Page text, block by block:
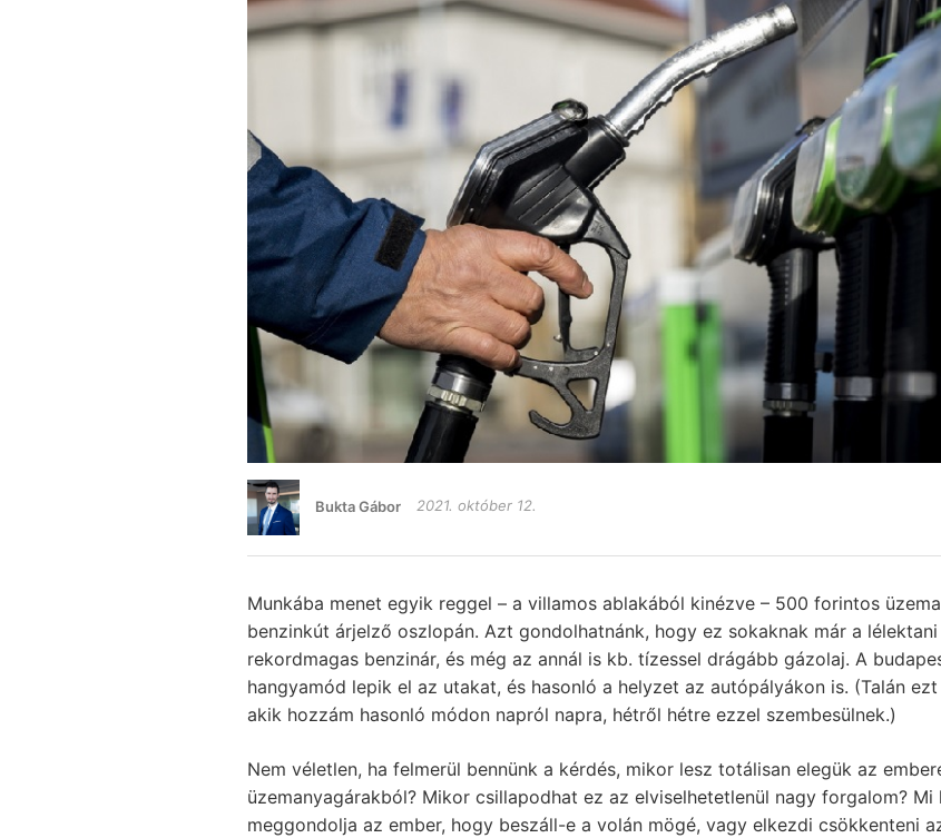
Bukta Gábor 2021. október 12.
Munkába menet egyik reggel – a villamos ablakából kinézve – 500 forintos
benzinkút árjelző oszlopán. Azt gondolhatnánk, hogy ez sokaknak már a
rekordmagas benzinár, és még az annál is kb. tízessel drágább gázolaj. A
hangyamód lepik el az utakat, és hasonló a helyzet az autópályákon is. (Talán
akik hozzám hasonló módon napról napra, hétről hétre ezzel szembesülnek.)
Nem véletlen, ha felmerül bennünk a kérdés, mikor lesz totálisan elegük az
üzemanyagárakból? Mikor csillapodhat ez az elviselhetetlenül nagy forgalom?
meggondolja az ember, hogy beszáll-e a volán mögé, vagy elkezdi csökkenteni